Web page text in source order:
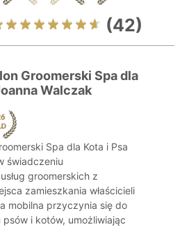
(42)
Groomerski Spa dla
Walczak
Spa dla Kota i Psa
świadczeniu
groomerskich z
zamieszkania właścicieli
mobilna przyczynia się do
i kotów, umożliwiając